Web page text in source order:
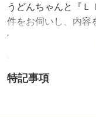
うどんちゃんと『Ｌ
件をお伺いし、内容
駄な内覧やしつこい
いいかわからない
るだけ。お部屋探し
特記事項